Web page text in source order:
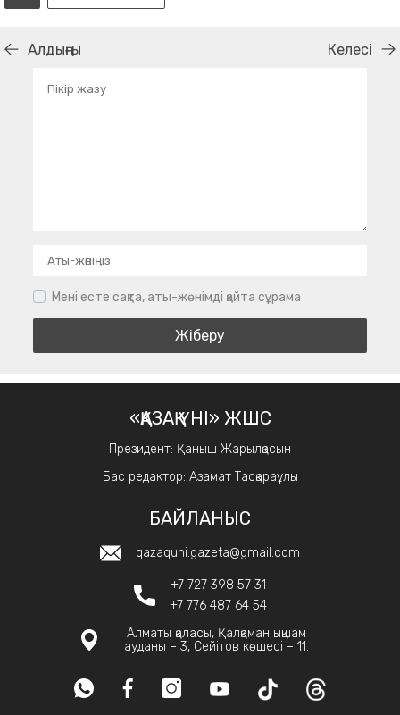
Алдыңғы Келесі
Мені есте сақта, аты-жөнімді қайта сұрама
«ҚАЗАҚ ҮНІ» ЖШС
Президент: Қаныш Жарылқасын
Бас редактор: Азамат Тасқараұлы
БАЙЛАНЫС
qazaquni.gazeta@gmail.com
+7 727 398 57 31
+7 776 487 64 54
Алматы қаласы, Қалқаман ықшам
ауданы – 3, Сейітов көшесі – 11.